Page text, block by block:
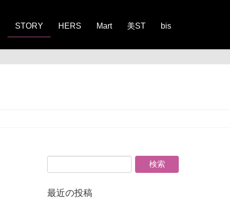
STORY HERS Mart 美ST bis
最近の投稿